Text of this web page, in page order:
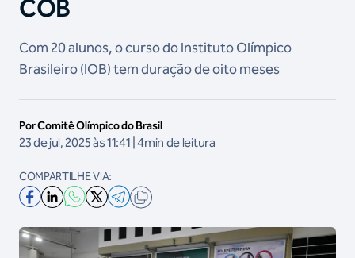
COB
Com 20 alunos, o curso do Instituto Olímpico
Brasileiro (IOB) tem duração de oito meses
Por Comitê Olímpico do Brasil
23 de jul, 2025 às 11:41 | 4min de leitura
COMPARTILHE VIA: